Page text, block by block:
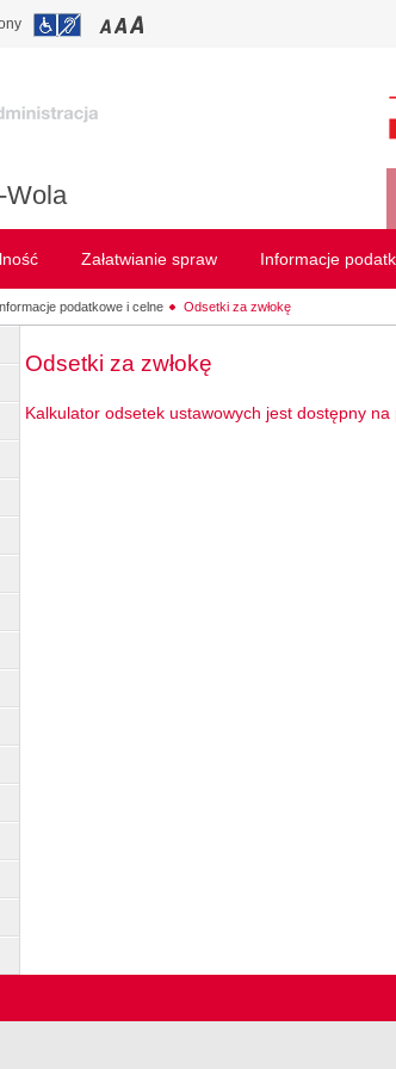
Wola
Załatwianie spraw Informacje
podatkowe i celne Odsetki za zwłokę
Odsetki za zwłokę
Kalkulator odsetek ustawowych jest dostępny na